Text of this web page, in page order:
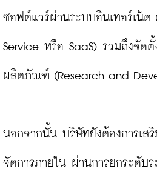
ซอฟต์แวร์ผ่านระบบอินเทอร์เน็ต
Service หรือ SaaS) รวมถึงจัด
ผลิตภัณฑ์ (Research and
นอกจากนั้น บริษัทยังต้องการเส
จัดการภายใน ผ่านการยกระดับ